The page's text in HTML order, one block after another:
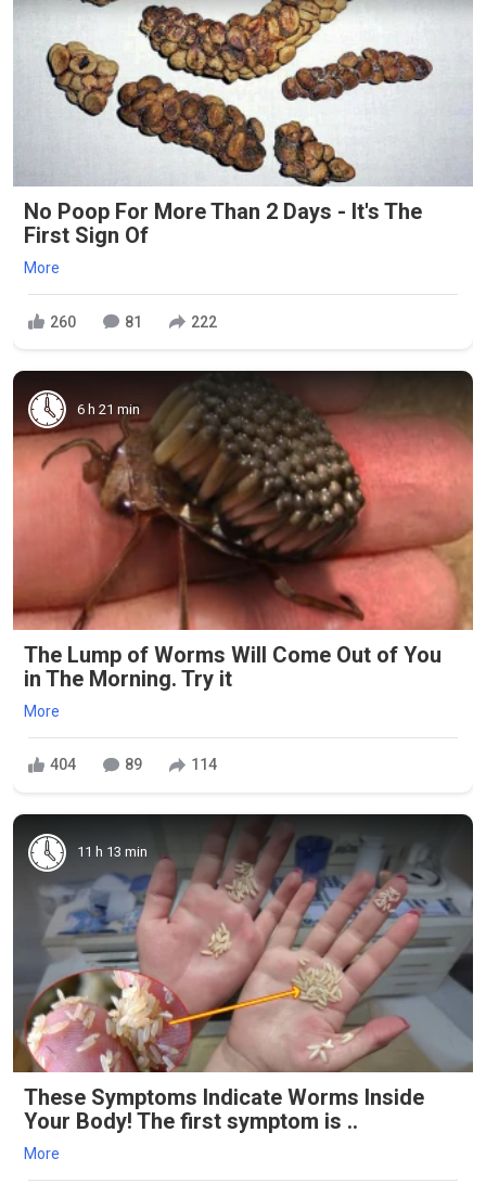
No Poop For More Than 2 Days - It's The
First Sign Of
More
260 81 222
6 h 21 min
The Lump of Worms Will Come Out of You
in The Morning. Try it
More
404 89 114
11 h 13 min
These Symptoms Indicate Worms Inside
Your Body! The first symptom is ..
More